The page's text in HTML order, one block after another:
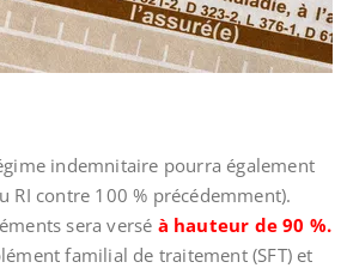
indemnitaire pourra également
RI contre 100 % précédemment).
sera versé à hauteur de 90 %.
familial de traitement (SFT) et